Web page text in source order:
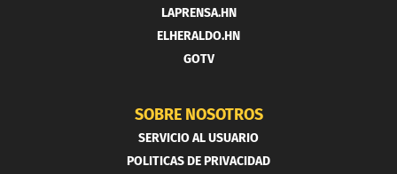
LAPRENSA.HN
ELHERALDO.HN
GOTV
SOBRE NOSOTROS
SERVICIO AL USUARIO
POLITICAS DE PRIVACIDAD